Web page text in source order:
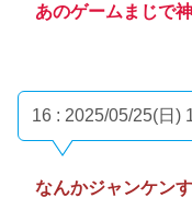
あのゲームまじで
16 : 2025/05/25(日)
なんかジャンケン